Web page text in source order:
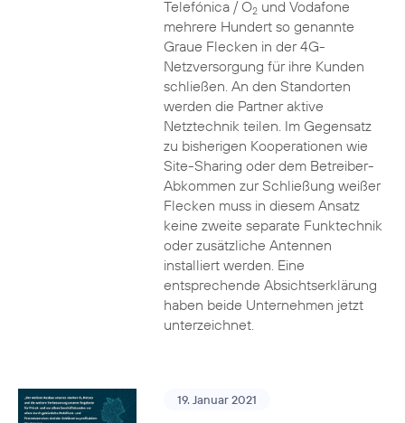
Telefónica / O2und Vodafone
mehrere Hundert so genannte
Graue Flecken in der 4G-
Netzversorgung für ihre Kunden
schließen. An den Standorten
werden die Partner aktive
Netztechnik teilen. Im Gegensatz
zu bisherigen Kooperationen wie
Site-Sharing oder dem Betreiber-
Abkommen zur Schließung weißer
Flecken muss in diesem Ansatz
keine zweite separate Funktechnik
oder zusätzliche Antennen
installiert werden. Eine
entsprechende Absichtserklärung
haben beide Unternehmen jetzt
unterzeichnet.
19. Januar 2021